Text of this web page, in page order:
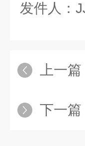
发件人：
上一篇
下一篇